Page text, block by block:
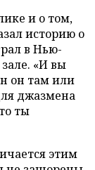
и о том,
историю о
в Нью-
«И вы
он там или
джазмена
ты
этим